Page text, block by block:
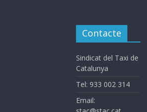
Contacte
Sindicat del Taxi de
Catalunya
Tel: 933 002 314
Email: